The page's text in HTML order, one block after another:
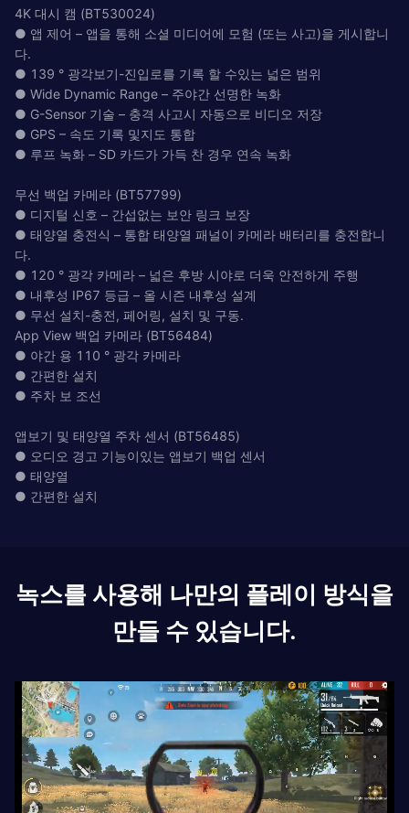
4K 대시 캠 (BT530024)
● 앱 제어 – 앱을 통해 소셜 미디어에 모험 (또는 사고)을 게시합니
다.
● 139 ° 광각보기-진입로를 기록 할 수있는 넓은 범위
● Wide Dynamic Range – 주야간 선명한 녹화
● G-Sensor 기술 – 충격 사고시 자동으로 비디오 저장
● GPS – 속도 기록 및지도 통합
● 루프 녹화 – SD 카드가 가득 찬 경우 연속 녹화
무선 백업 카메라 (BT57799)
● 디지털 신호 – 간섭없는 보안 링크 보장
● 태양열 충전식 – 통합 태양열 패널이 카메라 배터리를 충전합니
다.
● 120 ° 광각 카메라 – 넓은 후방 시야로 더욱 안전하게 주행
● 내후성 IP67 등급 – 올 시즌 내후성 설계
● 무선 설치-충전, 페어링, 설치 및 구동.
App View 백업 카메라 (BT56484)
● 야간 용 110 ° 광각 카메라
● 간편한 설치
● 주차 보 조선
앱보기 및 태양열 주차 센서 (BT56485)
● 오디오 경고 기능이있는 앱보기 백업 센서
● 태양열
● 간편한 설치
녹스를 사용해 나만의 플레이 방식을
만들 수 있습니다.